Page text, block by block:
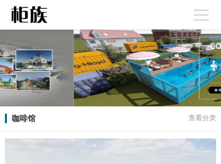
咖啡馆 查看分类